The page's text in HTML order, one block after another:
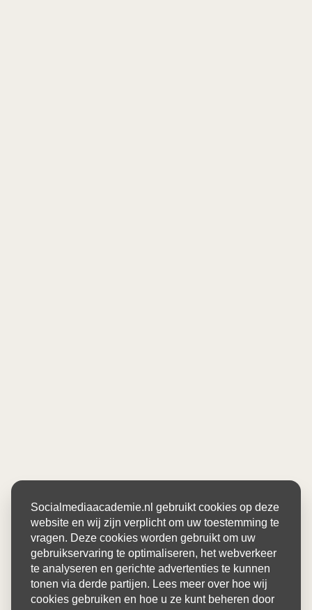
Socialmediaacademie.nl gebruikt cookies op deze
website en wij zijn verplicht om uw toestemming te
vragen. Deze cookies worden gebruikt om uw
gebruikservaring te optimaliseren, het webverkeer
te analyseren en gerichte advertenties te kunnen
tonen via derde partijen. Lees meer over hoe wij
cookies gebruiken en hoe u ze kunt beheren door